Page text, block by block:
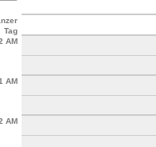
Tag
AM
AM
AM